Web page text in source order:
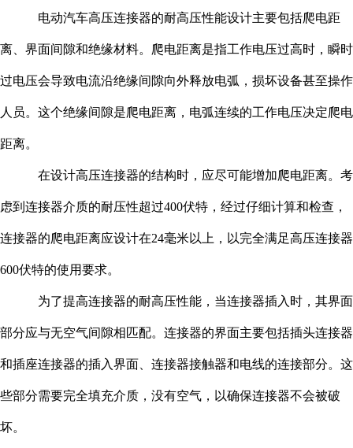
电动汽车高压连接器的耐高压性能设计主要包括爬电距
离、界面间隙和绝缘材料。爬电距离是指工作电压过高时，瞬时
过电压会导致电流沿绝缘间隙向外释放电弧，损坏设备甚至操作
人员。这个绝缘间隙是爬电距离，电弧连续的工作电压决定爬电
距离。
在设计高压连接器的结构时，应尽可能增加爬电距离。考
虑到连接器介质的耐压性超过400伏特，经过仔细计算和检查，
连接器的爬电距离应设计在24毫米以上，以完全满足高压连接器
600伏特的使用要求。
为了提高连接器的耐高压性能，当连接器插入时，其界面
部分应与无空气间隙相匹配。连接器的界面主要包括插头连接器
和插座连接器的插入界面、连接器接触器和电线的连接部分。这
些部分需要完全填充介质，没有空气，以确保连接器不会被破
坏。